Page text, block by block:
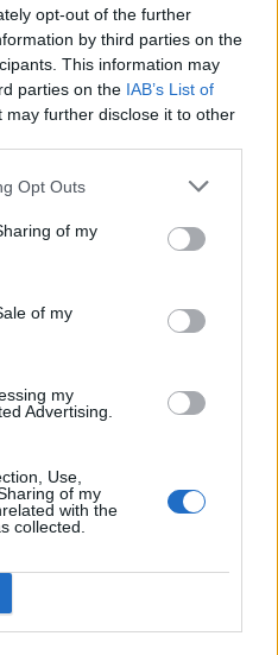
opt-out of the further
by third parties on the
This information may
parties on the IAB’s List of
may further disclose it to other
Opt Outs
of my
of my
my
Advertising.
Use,
of my
with the
collected.
Verslas
valdytojos lėšas
Auto
Kinijos gamintojai veržiasi
į Lietuvos rinką: egzotika